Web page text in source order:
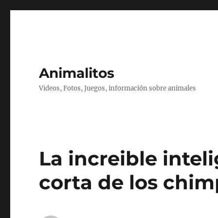
Animalitos
Videos, Fotos, Juegos, información sobre animales
La increible
corta de los